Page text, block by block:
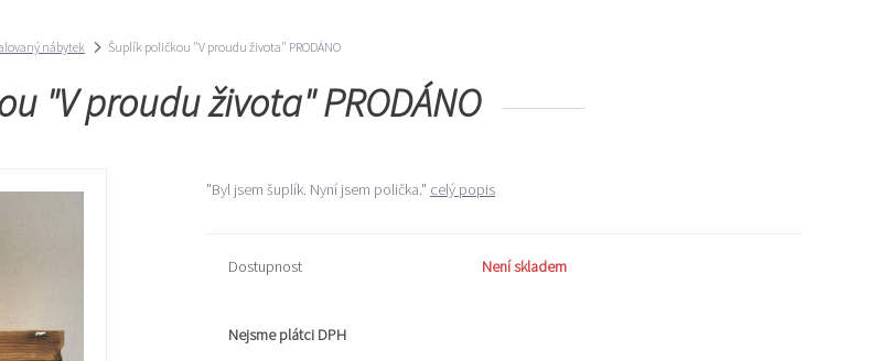
nábytek Šuplík poličkou "V proudu života" PRODÁNO
"V proudu života" PRODÁNO
"Byl jsem šuplík. Nyní jsem polička." celý popis
Dostupnost Není skladem
Nejsme plátci DPH